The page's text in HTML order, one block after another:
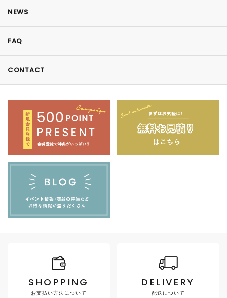
NEWS
FAQ
CONTACT
SHOPPING
お支払い方法について
DELIVERY
配送について